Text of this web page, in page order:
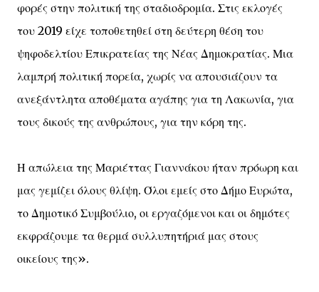
φορές στην πολιτική της σταδιοδρομία. Στις εκλογές
του 2019 είχε τοποθετηθεί στη δεύτερη θέση του
ψηφοδελτίου Επικρατείας της Νέας Δημοκρατίας. Μια
λαμπρή πολιτική πορεία, χωρίς να απουσιάζουν τα
ανεξάντλητα αποθέματα αγάπης για τη Λακωνία, για
τους δικούς της ανθρώπους, για την κόρη της.
Η απώλεια της Μαριέττας Γιαννάκου ήταν πρόωρη και
μας γεμίζει όλους θλίψη. Όλοι εμείς στο Δήμο Ευρώτα,
το Δημοτικό Συμβούλιο, οι εργαζόμενοι και οι δημότες
εκφράζουμε τα θερμά συλλυπητήριά μας στους
οικείους της».